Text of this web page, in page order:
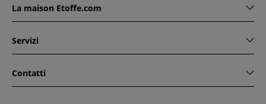
La maison Etoffe.com
Servizi
Contatti